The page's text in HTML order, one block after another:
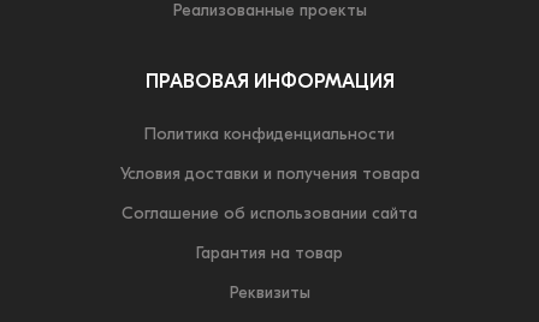
Реализованные проекты
ПРАВОВАЯ ИНФОРМАЦИЯ
Политика конфиденциальности
Условия доставки и получения товара
Соглашение об использовании сайта
Гарантия на товар
Реквизиты